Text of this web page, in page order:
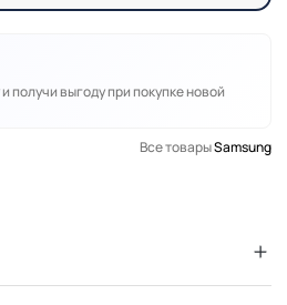
получи выгоду при покупке новой
Все товарыSamsung